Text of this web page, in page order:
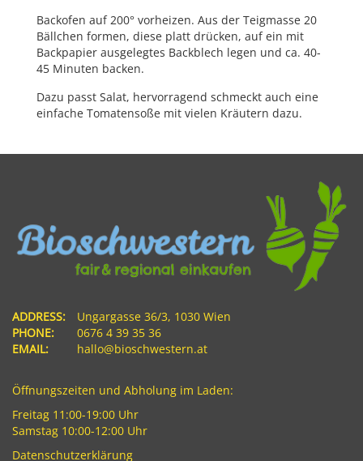
Backofen auf 200° vorheizen. Aus der Teigmasse 20
Bällchen formen, diese platt drücken, auf ein mit
Backpapier ausgelegtes Backblech legen und ca. 40-
45 Minuten backen.
Dazu passt Salat, hervorragend schmeckt auch eine
einfache Tomatensoße mit vielen Kräutern dazu.
ADDRESS:
Ungargasse 36/3, 1030 Wien
PHONE:
0676 4 39 35 36
EMAIL:
hallo@bioschwestern.at
Öffnungszeiten und Abholung im Laden:
Freitag 11:00-19:00 Uhr
Samstag 10:00-12:00 Uhr
Datenschutzerklärung